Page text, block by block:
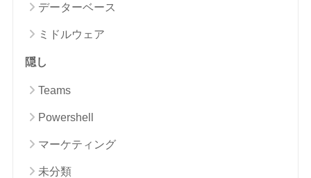
データーベース
ミドルウェア
隠し
Teams
Powershell
マーケティング
未分類